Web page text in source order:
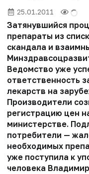
25.01.2011
Затянувшийся
препараты из
скандала и
Ведомство уже
ответственность
лекарств на
Производители
регистрацию цен
министерстве.
потребители —
необходимых
уже поступила к
человека